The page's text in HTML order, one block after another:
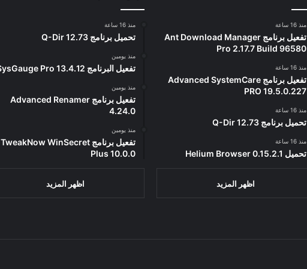
منذ 16 ساعة
تفعيل برنامج Ant Download Manager
Pro 2.17.7 Build 96580
منذ 16 ساعة
تفعيل برنامج Advanced SystemCare
PRO 19.5.0.227
منذ 16 ساعة
تحميل برنامج Q-Dir 12.73
منذ 16 ساعة
تحميل Helium Browser 0.15.2.1
اظهر المزيد
منذ 16 ساعة
تحميل برنامج Q-Dir 12.73
منذ يومين
تفعيل البرنامج 13.4.12 SysGauge Pro
منذ يومين
تفعيل برنامج Advanced Renamer
4.24.0
منذ يومين
تفعيل برنامج TweakNow WinSecret
Plus 10.0.0
اظهر المزيد